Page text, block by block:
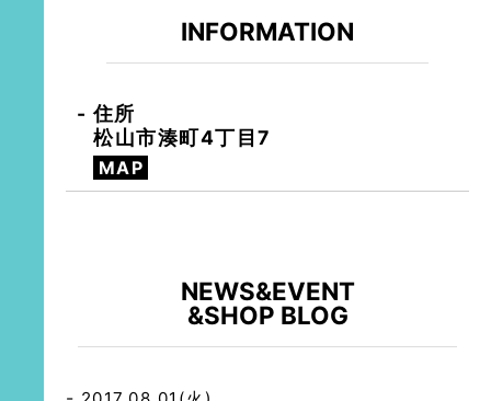
INFORMATION
住所
松山市湊町4丁目7
MAP
NEWS&EVENT
&SHOP BLOG